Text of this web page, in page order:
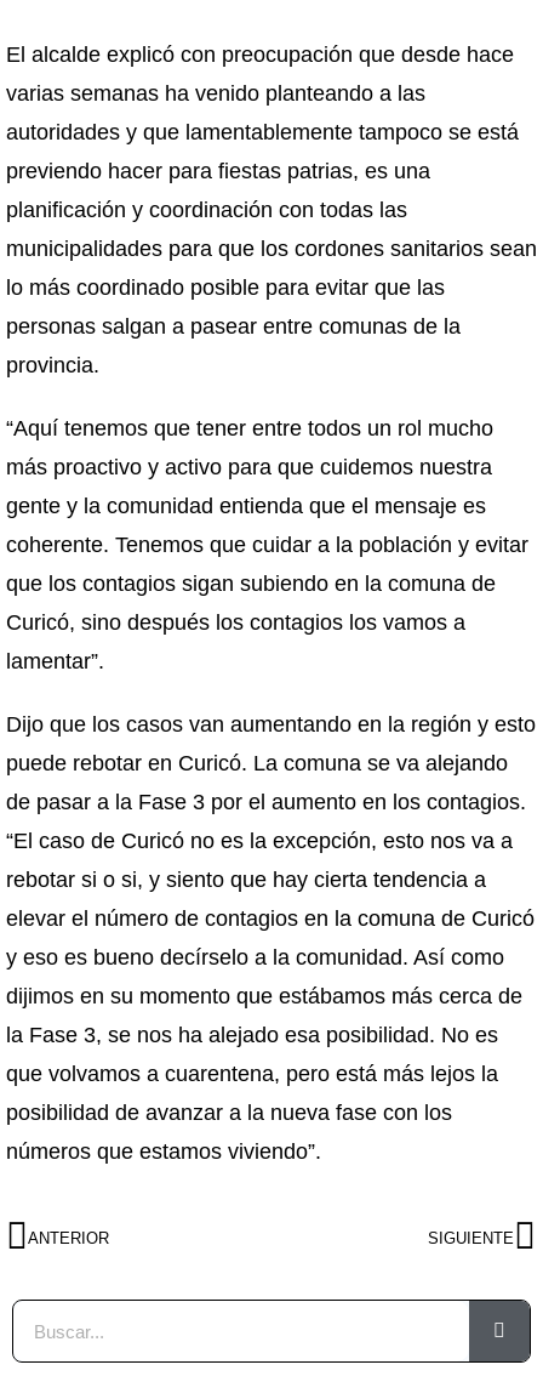
El alcalde explicó con preocupación que desde hace
varias semanas ha venido planteando a las
autoridades y que lamentablemente tampoco se está
previendo hacer para fiestas patrias, es una
planificación y coordinación con todas las
municipalidades para que los cordones sanitarios sean
lo más coordinado posible para evitar que las
personas salgan a pasear entre comunas de la
provincia.
“Aquí tenemos que tener entre todos un rol mucho
más proactivo y activo para que cuidemos nuestra
gente y la comunidad entienda que el mensaje es
coherente. Tenemos que cuidar a la población y evitar
que los contagios sigan subiendo en la comuna de
Curicó, sino después los contagios los vamos a
lamentar”.
Dijo que los casos van aumentando en la región y esto
puede rebotar en Curicó. La comuna se va alejando
de pasar a la Fase 3 por el aumento en los contagios.
“El caso de Curicó no es la excepción, esto nos va a
rebotar si o si, y siento que hay cierta tendencia a
elevar el número de contagios en la comuna de Curicó
y eso es bueno decírselo a la comunidad. Así como
dijimos en su momento que estábamos más cerca de
la Fase 3, se nos ha alejado esa posibilidad. No es
que volvamos a cuarentena, pero está más lejos la
posibilidad de avanzar a la nueva fase con los
números que estamos viviendo”.
ANTERIOR SIGUIENTE